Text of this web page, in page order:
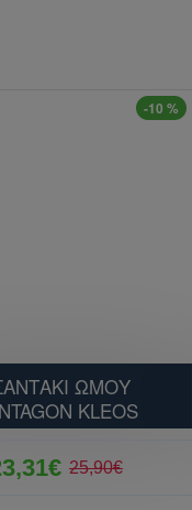
-10 %
ΩΜΟΥ
KLEOS
25,90€